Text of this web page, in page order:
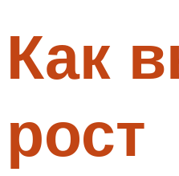
Меню
Как
рост